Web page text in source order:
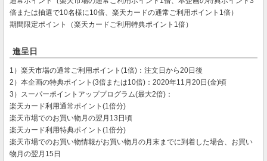
倍または抽選で10名様に10倍、楽天カードの通常ご利用ポイント1倍）
期間限定ポイント（楽天カードご利用特典ポイント1倍）
進呈日
1）楽天市場の通常ご利用ポイント(1倍)：注文日から20日後
2）本企画の特典ポイント(3倍または10倍)：2020年11月20日(金)頃
3）スーパーポイントアッププログラム(最大2倍)：
楽天カード利用通常ポイント(1倍分)
楽天市場でのお買い物月の翌月13日頃
楽天カード利用特典ポイント(1倍分)
楽天市場でのお買い物情報がお買い物月の月末までに到着した場合、お買い
物月の翌月15日